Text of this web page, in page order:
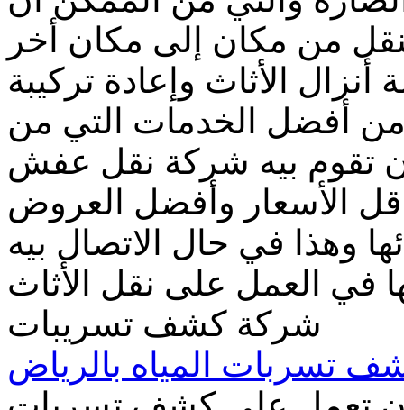
من مكان إلى مكان أخر
الأثاث وإعادة تركيبة
من أفضل الخدمات التي من
تقوم بيه شركة نقل عفش
الأسعار وأفضل العروض
وهذا في حال الاتصال بيه
في العمل على نقل الأثاث
شركة كشف تسريبات
تسربات المياه بالرياض